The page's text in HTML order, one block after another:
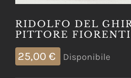
RIDOLFO DEL
PITTORE
25,00 € Disponibile